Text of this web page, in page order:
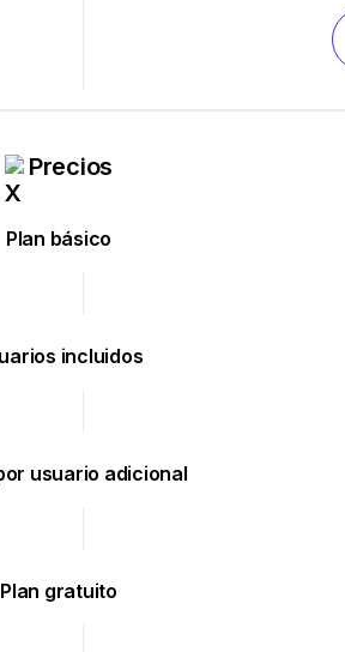
Precios
Plan básico
incluidos
usuario adicional
Plan gratuito